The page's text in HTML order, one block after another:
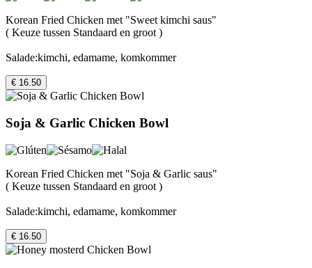
Korean Fried Chicken met "Sweet kimchi saus"
( Keuze tussen Standaard en groot )
Salade:kimchi, edamame, komkommer
€ 16.50
Soja & Garlic Chicken Bowl
Korean Fried Chicken met "Soja & Garlic saus"
( Keuze tussen Standaard en groot )
Salade:kimchi, edamame, komkommer
€ 16.50